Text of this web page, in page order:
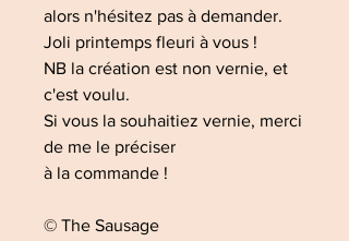
alors n'hésitez pas à demander.
Joli printemps fleuri à vous !
NB la création est non vernie, et
c'est voulu.
Si vous la souhaitiez vernie, merci
de me le préciser
à la commande !
© The Sausage